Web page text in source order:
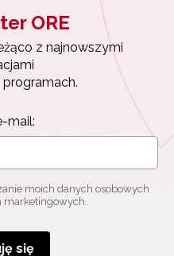
ORE
z najnowszymi
mail:
moich danych osobowych
marketingowych.
się